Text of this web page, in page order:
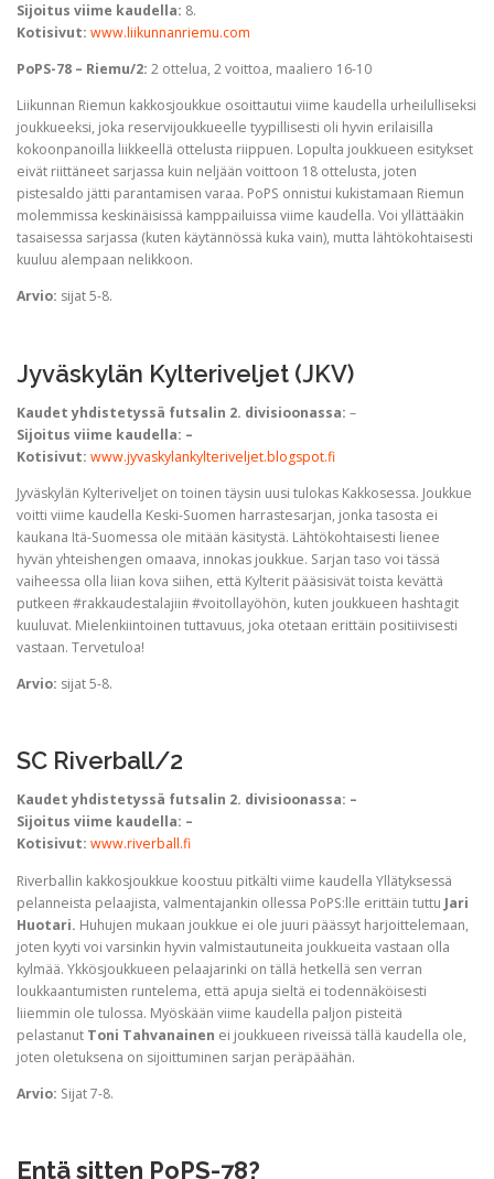
Sijoitus viime kaudella: 8.
Kotisivut: www.liikunnanriemu.com
PoPS-78 – Riemu/2: 2 ottelua, 2 voittoa, maaliero 16-10
Liikunnan Riemun kakkosjoukkue osoittautui viime kaudella urheilulliseksi
joukkueeksi, joka reservijoukkueelle tyypillisesti oli hyvin erilaisilla
kokoonpanoilla liikkeellä ottelusta riippuen. Lopulta joukkueen esitykset
eivät riittäneet sarjassa kuin neljään voittoon 18 ottelusta, joten
pistesaldo jätti parantamisen varaa. PoPS onnistui kukistamaan Riemun
molemmissa keskinäisissä kamppailuissa viime kaudella. Voi yllättääkin
tasaisessa sarjassa (kuten käytännössä kuka vain), mutta lähtökohtaisesti
kuuluu alempaan nelikkoon.
Arvio: sijat 5-8.
Jyväskylän Kylteriveljet (JKV)
Kaudet yhdistetyssä futsalin 2. divisioonassa: –
Sijoitus viime kaudella: –
Kotisivut: www.jyvaskylankylteriveljet.blogspot.fi
Jyväskylän Kylteriveljet on toinen täysin uusi tulokas Kakkosessa. Joukkue
voitti viime kaudella Keski-Suomen harrastesarjan, jonka tasosta ei
kaukana Itä-Suomessa ole mitään käsitystä. Lähtökohtaisesti lienee
hyvän yhteishengen omaava, innokas joukkue. Sarjan taso voi tässä
vaiheessa olla liian kova siihen, että Kylterit pääsisivät toista kevättä
putkeen #rakkaudestalajiin #voitollayöhön, kuten joukkueen hashtagit
kuuluvat. Mielenkiintoinen tuttavuus, joka otetaan erittäin positiivisesti
vastaan. Tervetuloa!
Arvio: sijat 5-8.
SC Riverball/2
Kaudet yhdistetyssä futsalin 2. divisioonassa: –
Sijoitus viime kaudella: –
Kotisivut: www.riverball.fi
Riverballin kakkosjoukkue koostuu pitkälti viime kaudella Yllätyksessä
pelanneista pelaajista, valmentajankin ollessa PoPS:lle erittäin tuttu Jari
Huotari. Huhujen mukaan joukkue ei ole juuri päässyt harjoittelemaan,
joten kyyti voi varsinkin hyvin valmistautuneita joukkueita vastaan olla
kylmää. Ykkösjoukkueen pelaajarinki on tällä hetkellä sen verran
loukkaantumisten runtelema, että apuja sieltä ei todennäköisesti
liiemmin ole tulossa. Myöskään viime kaudella paljon pisteitä
pelastanut Toni Tahvanainen ei joukkueen riveissä tällä kaudella ole,
joten oletuksena on sijoittuminen sarjan peräpäähän.
Arvio: Sijat 7-8.
Entä sitten PoPS-78?